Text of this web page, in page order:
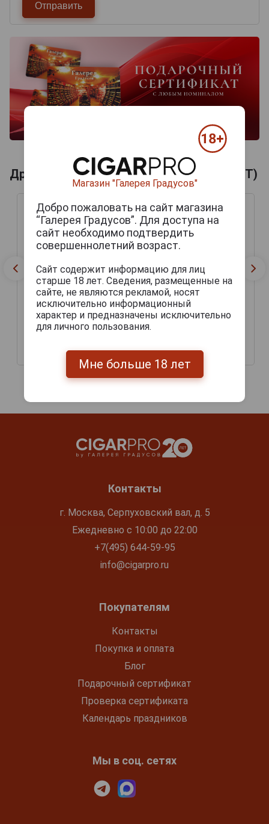
Другие продукты бренда REBER (MOZART)
Набор конфет Mozart
10 274 руб.
Набор шоколадных
10 898 руб.
Контакты
г. Москва, Серпуховский вал, д. 5
Ежедневно с 10:00 до 22:00
+7(495) 644-59-95
info@cigarpro.ru
Покупателям
Контакты
Покупка и оплата
Блог
Подарочный сертификат
Проверка сертификата
Календарь праздников
Мы в соц. сетях
Магазин "Галерея Градусов"
Добро пожаловать на сайт магазина
“Галерея Градусов”. Для доступа на
сайт необходимо подтвердить
совершеннолетний возраст.
Сайт содержит информацию для лиц
старше 18 лет. Сведения, размещенные на
сайте, не являются рекламой, носят
исключительно информационный
характер и предназначены исключительно
для личного пользования.
Мне больше 18 лет